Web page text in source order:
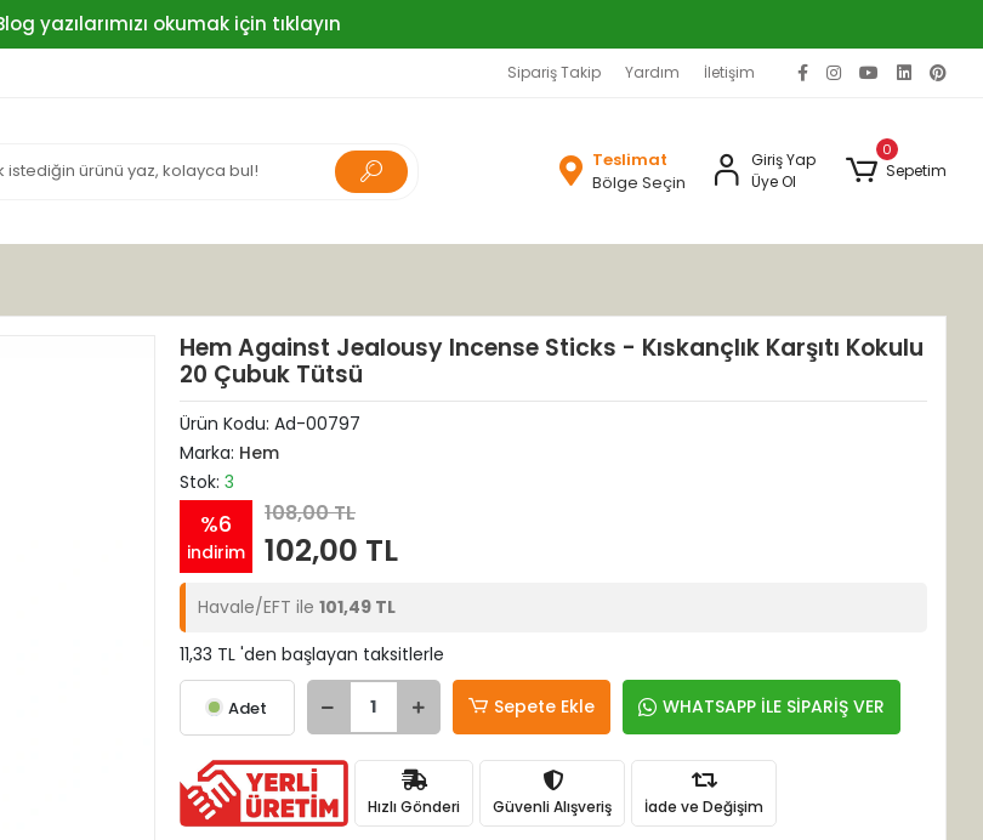
yazılarımızı okumak için tıklayın
Sipariş Takip Yardım İletişim
Teslimat
Bölge Seçin
Giriş Yap
Üye Ol
0
Sepetim
Hem Against Jealousy Incense Sticks - Kıskançlık Karşıtı Kokulu
20 Çubuk Tütsü
Ürün Kodu: Ad-00797
Marka: Hem
Stok: 3
%6
indirim
108,00 TL
102,00 TL
Havale/EFT ile 101,49 TL
11,33 TL 'den başlayan taksitlerle
Adet Sepete Ekle WHATSAPP İLE SİPARİŞ VER
Hızlı Gönderi Güvenli Alışveriş İade ve Değişim